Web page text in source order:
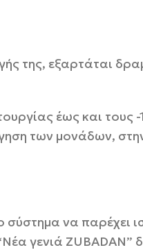
της, εξαρτάται
έως και τους -
των μονάδων,
σύστημα να παρέχει
γενιά ZUBADAN”